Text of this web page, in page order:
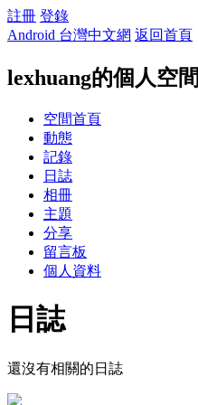
註冊 登錄
Android 台灣中文網 返回首頁
lexhuang的個人空間
空間首頁
動態
記錄
日誌
相冊
主題
分享
留言板
個人資料
日誌
還沒有相關的日誌